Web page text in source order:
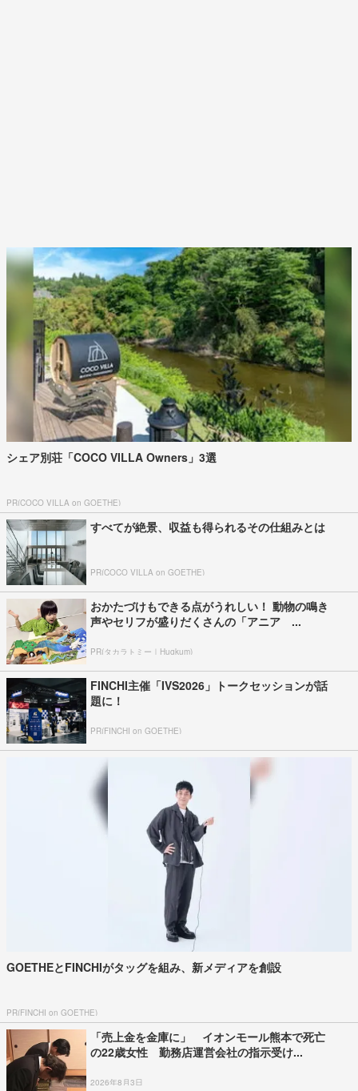
シェア別荘「COCO VILLA Owners」3選
PR(COCO VILLA on GOETHE)
すべてが絶景、収益も得られるその仕組みとは
PR(COCO VILLA on GOETHE)
おかたづけもできる点がうれしい！ 動物の鳴き
声やセリフが盛りだくさんの「アニア ...
PR(タカラトミー｜Hugkum)
FINCHI主催「IVS2026」トークセッションが話
題に！
PR(FINCHI on GOETHE)
GOETHEとFINCHIがタッグを組み、新メディアを創設
PR(FINCHI on GOETHE)
「売上金を金庫に」 イオンモール熊本で死亡
の22歳女性 勤務店運営会社の指示受け...
2026年8月3日